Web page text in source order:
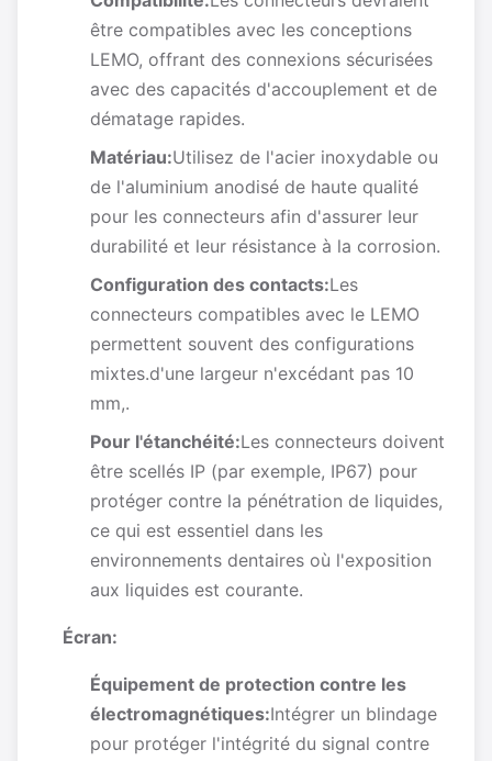
être compatibles avec les conceptions
LEMO, offrant des connexions sécurisées
avec des capacités d'accouplement et de
dématage rapides.
Matériau:Utilisez de l'acier inoxydable ou
de l'aluminium anodisé de haute qualité
pour les connecteurs afin d'assurer leur
durabilité et leur résistance à la corrosion.
Configuration des contacts:Les
connecteurs compatibles avec le LEMO
permettent souvent des configurations
mixtes.d'une largeur n'excédant pas 10
mm,.
Pour l'étanchéité:Les connecteurs doivent
être scellés IP (par exemple, IP67) pour
protéger contre la pénétration de liquides,
ce qui est essentiel dans les
environnements dentaires où l'exposition
aux liquides est courante.
Écran:
Équipement de protection contre les
électromagnétiques:Intégrer un blindage
pour protéger l'intégrité du signal contre